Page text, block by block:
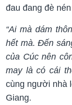
đau đang đè
“Ai mà dám
hết mà. Đến
của Cúc nên
may là có cái
cùng người nhà
Giang.